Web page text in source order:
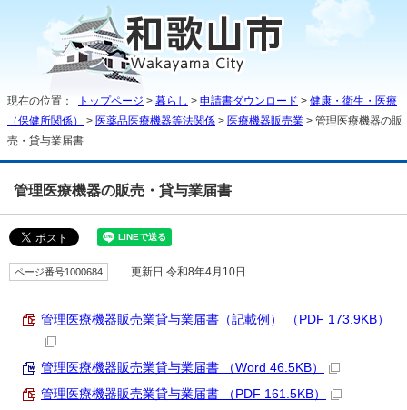
現在の位置： トップページ > 暮らし > 申請書ダウンロード > 健康・衛生・医療
（保健所関係）
> 医薬品医療機器等法関係 > 医療機器販売業 > 管理医療機器の販
売・貸与業届書
管理医療機器の販売・貸与業届書
ページ番号1000684 更新日 令和8年4月10日
管理医療機器販売業貸与業届書（記載例） （PDF 173.9KB）
管理医療機器販売業貸与業届書 （Word 46.5KB）
管理医療機器販売業貸与業届書 （PDF 161.5KB）